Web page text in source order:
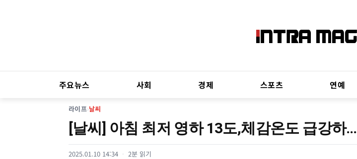
주요뉴스 사회 경제 스포츠 연예
라이프›날씨
[날씨] 아침 최저 영하 13도,체감온도 급강하…
2025.01.10 14:34 2분 읽기